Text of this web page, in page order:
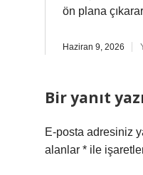
ön plana
Haziran 9, 2026
Bir yanıt
E-posta adresiniz
alanlar * ile